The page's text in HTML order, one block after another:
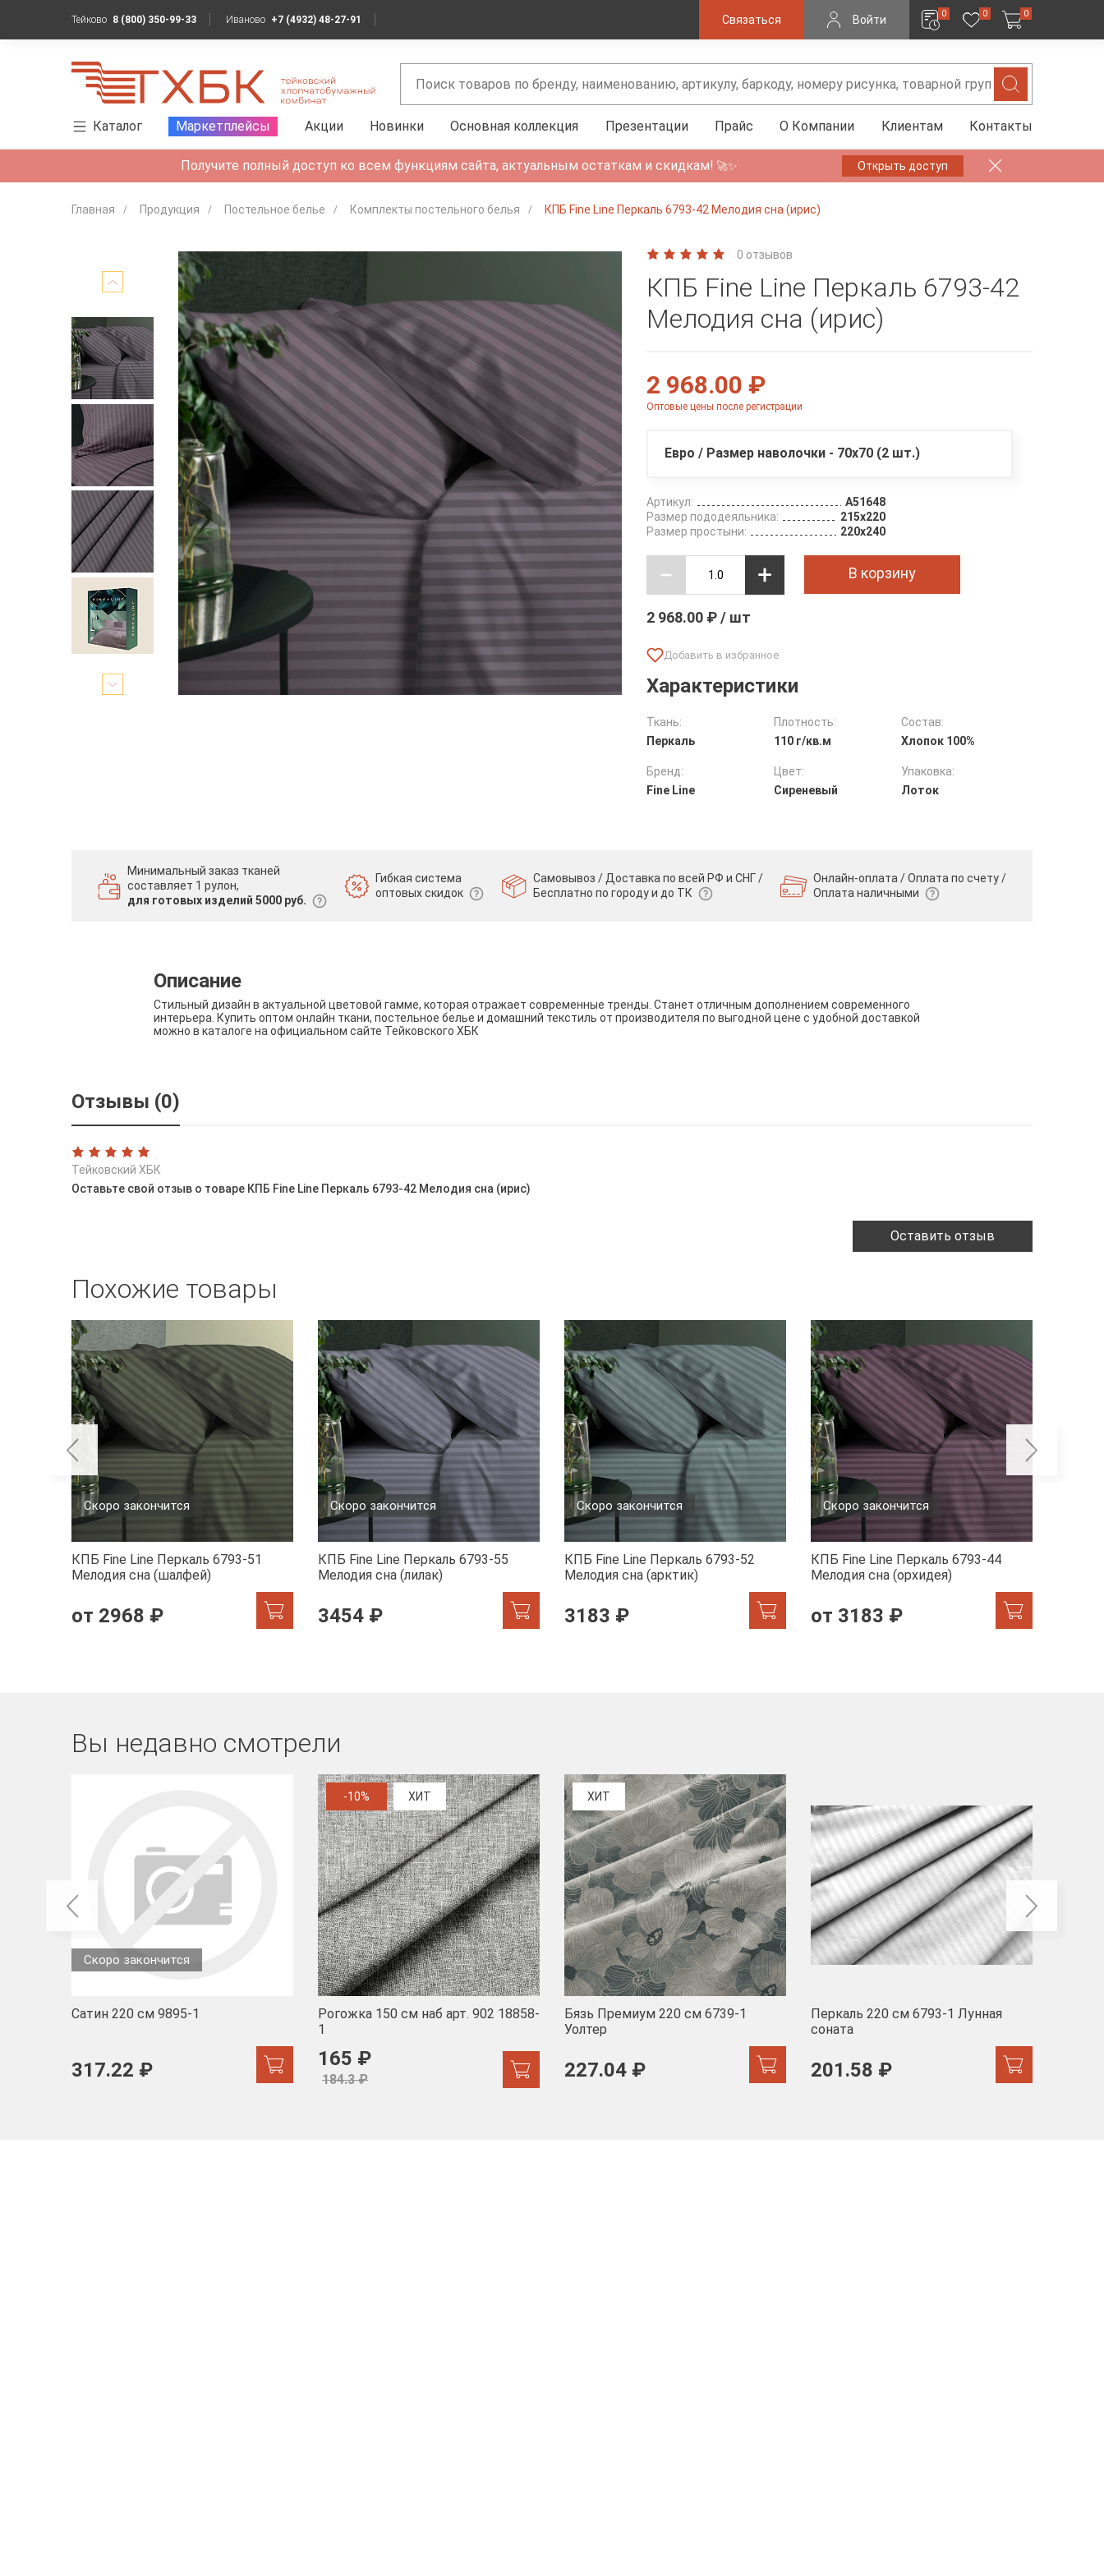
Тейково 8 (800) 350-99-33 Иваново +7 (4932) 48-27-91 Связаться Войти 0 0 0
Каталог Маркетплейсы Акции Новинки Основная коллекция Презентации Прайс О Компании Клиентам Контакты
Получите полный доступ ко всем функциям сайта, актуальным остаткам и скидкам! 🚀✨ Открыть доступ
Главная Продукция Постельное белье Комплекты постельного белья КПБ Fine Line Перкаль 6793-42 Мелодия сна (ирис)
0 отзывов
КПБ Fine Line Перкаль 6793-42
Мелодия сна (ирис)
2 968.00 ₽
Оптовые цены после регистрации
Евро / Размер наволочки - 70х70 (2 шт.)
Артикул:
A51648
Размер пододеяльника:
215х220
Размер простыни:
220х240
В корзину
2 968.00 ₽ / шт
Характеристики
Ткань:
Перкаль
Плотность:
110 г/кв.м
Состав:
Хлопок 100%
Бренд:
Fine Line
Цвет:
Сиреневый
Упаковка:
Лоток
Минимальный заказ тканей
составляет 1 рулон,
для готовых изделий 5000 руб.
Гибкая система
оптовых скидок
Самовывоз / Доставка по всей РФ и СНГ /
Бесплатно по городу и до ТК
Онлайн-оплата / Оплата по счету /
Оплата наличными
Описание
Стильный дизайн в актуальной цветовой гамме, которая отражает современные тренды. Станет отличным дополнением современного
интерьера. Купить оптом онлайн ткани, постельное белье и домашний текстиль от производителя по выгодной цене с удобной доставкой
можно в каталоге на официальном сайте Тейковского ХБК
Отзывы (0)
Тейковский ХБК
Оставьте свой отзыв о товаре КПБ Fine Line Перкаль 6793-42 Мелодия сна (ирис)
Оставить отзыв
Похожие товары
Скоро закончится
КПБ Fine Line Перкаль 6793-51
Мелодия сна (шалфей)
от 2968 ₽
Скоро закончится
КПБ Fine Line Перкаль 6793-55
Мелодия сна (лилак)
3454 ₽
Скоро закончится
КПБ Fine Line Перкаль 6793-52
Мелодия сна (арктик)
3183 ₽
Скоро закончится
КПБ Fine Line Перкаль 6793-44
Мелодия сна (орхидея)
от 3183 ₽
Вы недавно смотрели
Скоро закончится
Сатин 220 см 9895-1
317.22 ₽
-10% ХИТ
Рогожка 150 см наб арт. 902 18858-
1
165 ₽
184.3 ₽
ХИТ
Бязь Премиум 220 см 6739-1
Уолтер
227.04 ₽
Перкаль 220 см 6793-1 Лунная
соната
201.58 ₽